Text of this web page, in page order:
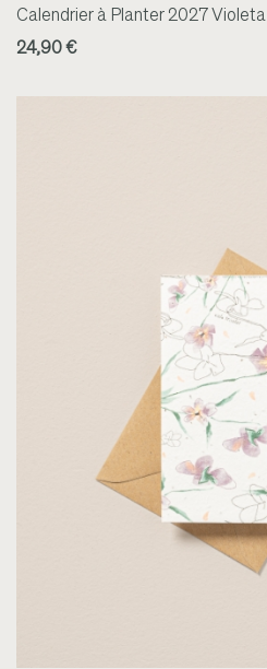
Calendrier à Planter 2027 Violeta
24,90 €